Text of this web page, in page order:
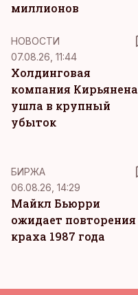
миллионов
НОВОСТИ
07.08.26, 11:44
Холдинговая
компания Кирьянена
ушла в крупный
убыток
БИРЖА
06.08.26, 14:29
Майкл Бьюрри
ожидает повторения
краха 1987 года